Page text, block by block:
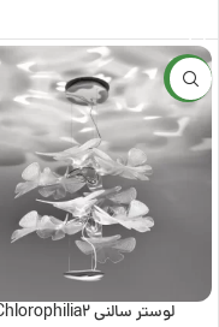
جدید
لوستر سالنی Chlorophilia2